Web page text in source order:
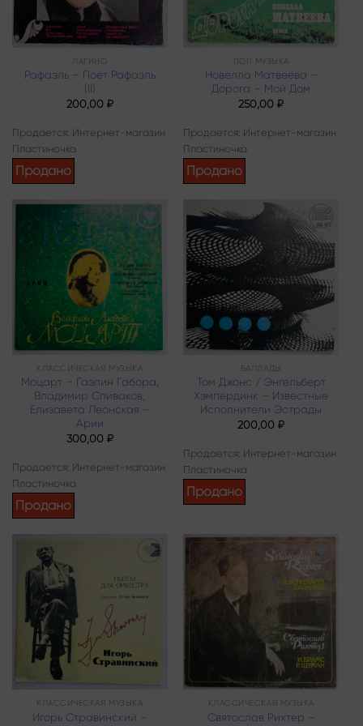
ЛАТИНО
Рафаэль – Поет Рафаэль
(II)
200,00 ₽
Продается: Интернет-магазин
Пластиночка
Продано
ПОП МУЗЫКА
Новелла Матвеева –
Дорога – Мой Дом
250,00₽
Продается: Интернет-магазин
Пластиночка
Продано
Add to
wishlist
КЛАССИЧЕСКАЯ МУЗЫКА
Моцарт – Гаэлин Габора,
Владимир Спиваков,
Елизавета Леонская –
Арии
300,00 ₽
Продается: Интернет-магазин
Пластиночка
Продано
Add to
wishlist
БАЛЛАДЫ
Том Джонс / Энгельберт
Хэмпердинк – Известные
Исполнители Эстрады
200,00₽
Продается: Интернет-магазин
Пластиночка
Продано
Add to
wishlist
КЛАССИЧЕСКАЯ МУЗЫКА
Игорь Стравинский –
Add to
wishlist
КЛАССИЧЕСКАЯ МУЗЫКА
Святослав Рихтер –